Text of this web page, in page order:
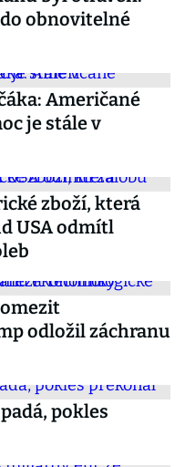
obnovitelné
Američané
je stále v
zboží, která
USA odmítl
odložil záchranu
pokles